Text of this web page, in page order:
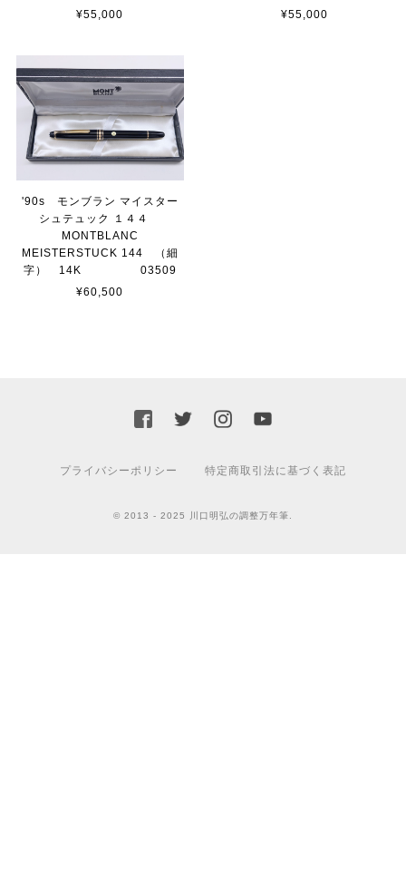
¥55,000
¥55,000
'90s モンブラン マイスター
シュテュック １４４
MONTBLANC
MEISTERSTUCK 144 （細
字） 14K 03509
¥60,500
プライバシーポリシー 特定商取引法に基づく表記
© 2013 - 2025 川口明弘の調整万年筆.